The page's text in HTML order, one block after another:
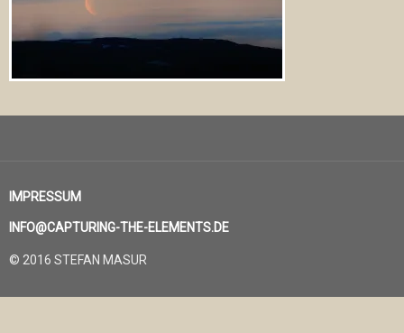
IMPRESSUM
INFO@CAPTURING-THE-ELEMENTS.DE
© 2016 STEFAN MASUR